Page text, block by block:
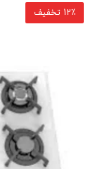
12٪ تخفیف